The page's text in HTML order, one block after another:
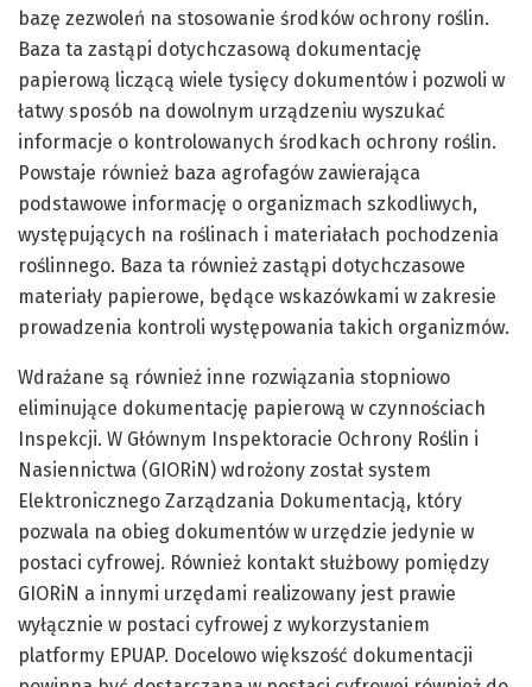
bazę zezwoleń na stosowanie środków ochrony roślin.
Baza ta zastąpi dotychczasową dokumentację
papierową liczącą wiele tysięcy dokumentów i pozwoli w
łatwy sposób na dowolnym urządzeniu wyszukać
informacje o kontrolowanych środkach ochrony roślin.
Powstaje również baza agrofagów zawierająca
podstawowe informację o organizmach szkodliwych,
występujących na roślinach i materiałach pochodzenia
roślinnego. Baza ta również zastąpi dotychczasowe
materiały papierowe, będące wskazówkami w zakresie
prowadzenia kontroli występowania takich organizmów.
Wdrażane są również inne rozwiązania stopniowo
eliminujące dokumentację papierową w czynnościach
Inspekcji. W Głównym Inspektoracie Ochrony Roślin i
Nasiennictwa (GIORiN) wdrożony został system
Elektronicznego Zarządzania Dokumentacją, który
pozwala na obieg dokumentów w urzędzie jedynie w
postaci cyfrowej. Również kontakt służbowy pomiędzy
GIORiN a innymi urzędami realizowany jest prawie
wyłącznie w postaci cyfrowej z wykorzystaniem
platformy EPUAP. Docelowo większość dokumentacji